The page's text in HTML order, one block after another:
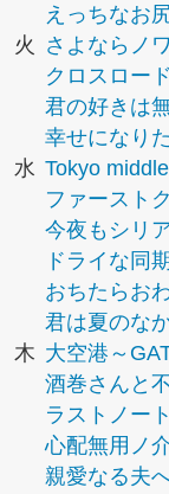
えっちなお
火
さよならノ
クロスロー
君の好きは
幸せになり
水 Tokyo
ファースト
今夜もシリ
ドライな同
おちたらお
君は夏のな
木 大空港～
酒巻さんと
ラストノート
心配無用ノ
親愛なる夫